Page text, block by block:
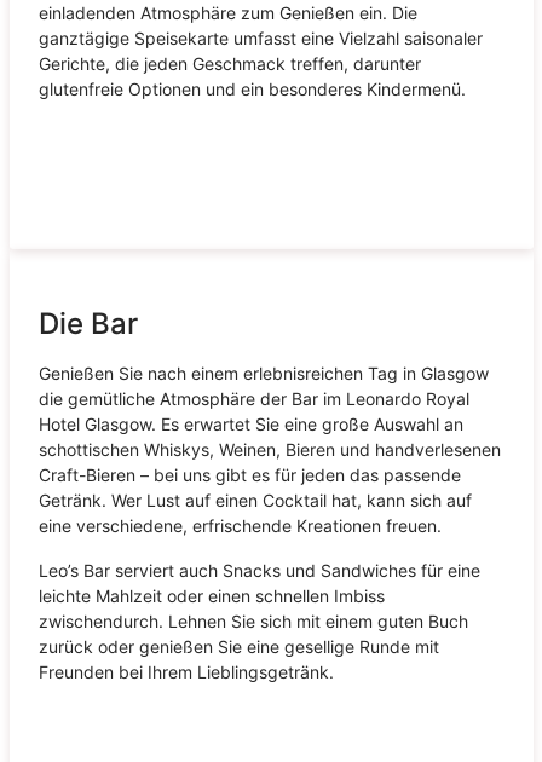
einladenden Atmosphäre zum Genießen ein. Die
ganztägige Speisekarte umfasst eine Vielzahl saisonaler
Gerichte, die jeden Geschmack treffen, darunter
glutenfreie Optionen und ein besonderes Kindermenü.
Die Bar
Genießen Sie nach einem erlebnisreichen Tag in Glasgow
die gemütliche Atmosphäre der Bar im Leonardo Royal
Hotel Glasgow. Es erwartet Sie eine große Auswahl an
schottischen Whiskys, Weinen, Bieren und handverlesenen
Craft-Bieren – bei uns gibt es für jeden das passende
Getränk. Wer Lust auf einen Cocktail hat, kann sich auf
eine verschiedene, erfrischende Kreationen freuen.
Leo’s Bar serviert auch Snacks und Sandwiches für eine
leichte Mahlzeit oder einen schnellen Imbiss
zwischendurch. Lehnen Sie sich mit einem guten Buch
zurück oder genießen Sie eine gesellige Runde mit
Freunden bei Ihrem Lieblingsgetränk.